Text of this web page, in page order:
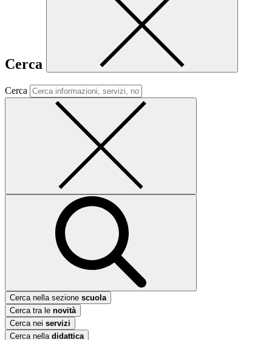
Cerca
Cerca
Cerca nella sezione scuola
Cerca tra le novità
Cerca nei servizi
Cerca nella didattica